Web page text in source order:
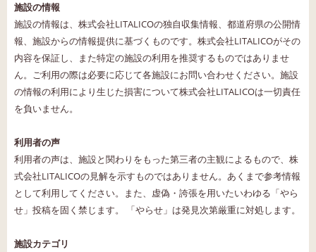
施設の情報
施設の情報は、株式会社LITALICOの独自収集情報、都道府県の公開情
報、施設からの情報提供に基づくものです。株式会社LITALICOがその
内容を保証し、また特定の施設の利用を推奨するものではありませ
ん。ご利用の際は必要に応じて各施設にお問い合わせください。施設
の情報の利用により生じた損害について株式会社LITALICOは一切責任
を負いません。
利用者の声
利用者の声は、施設と関わりをもった第三者の主観によるもので、株
式会社LITALICOの見解を示すものではありません。あくまで参考情報
として利用してください。また、虚偽・誇張を用いたいわゆる「やら
せ」投稿を固く禁じます。 「やらせ」は発見次第厳重に対処します。
施設カテゴリ